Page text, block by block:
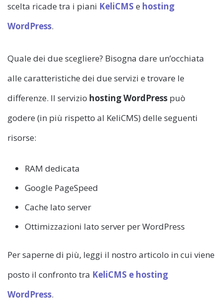
scelta ricade tra i piani KeliCMS e hosting
WordPress.
Quale dei due scegliere? Bisogna dare un’occhiata
alle caratteristiche dei due servizi e trovare le
differenze. Il servizio hosting WordPress può
godere (in più rispetto al KeliCMS) delle seguenti
risorse:
RAM dedicata
Google PageSpeed
Cache lato server
Ottimizzazioni lato server per WordPress
Per saperne di più, leggi il nostro articolo in cui viene
posto il confronto tra KeliCMS e hosting
WordPress.